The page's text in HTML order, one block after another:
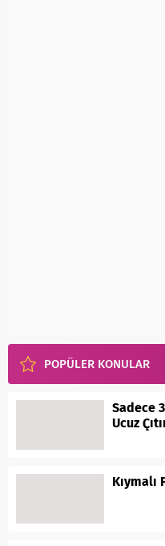
POPÜLER KONULAR
Sadece
Ucuz
Kıymalı